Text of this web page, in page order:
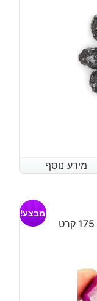
מידע נוסף
מידע נוסף
מבצע!